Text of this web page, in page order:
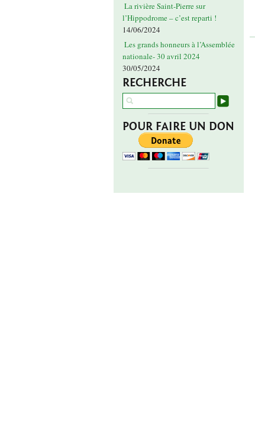
La rivière Saint-Pierre sur
l’Hippodrome – c’est reparti !
14/06/2024
Les grands honneurs à l’Assemblée
nationale- 30 avril 2024
30/05/2024
RECHERCHE
POUR FAIRE UN DON